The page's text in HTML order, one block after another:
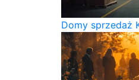
Domy sprzedaż